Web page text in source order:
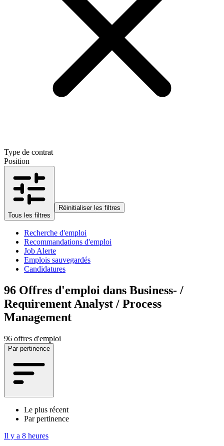
Type de contrat
Position
Tous les filtres
Réinitialiser les filtres
Recherche d'emploi
Recommandations d'emploi
Job Alerte
Emplois sauvegardés
Candidatures
96 Offres d'emploi dans Business- /
Requirement Analyst / Process
Management
96 offres d'emploi
Par pertinence
Le plus récent
Par pertinence
Il y a 8 heures